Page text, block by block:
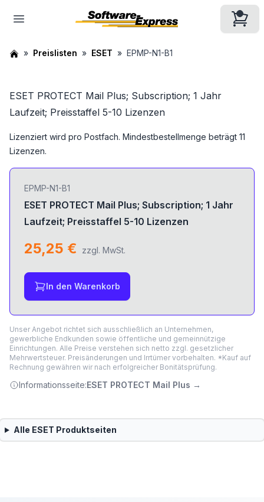
Preislisten ESET EPMP-N1-B1
ESET PROTECT Mail Plus; Subscription; 1 Jahr
Laufzeit; Preisstaffel 5-10 Lizenzen
Lizenziert wird pro Postfach. Mindestbestellmenge beträgt 11
Lizenzen.
EPMP-N1-B1
ESET PROTECT Mail Plus; Subscription; 1 Jahr
Laufzeit; Preisstaffel 5-10 Lizenzen
25,25 € zzgl. MwSt.
In den Warenkorb
Unser Angebot richtet sich ausschließlich an Unternehmen,
gewerbliche Endkunden sowie öffentliche und gemeinnützige
Einrichtungen. Alle Preise verstehen sich netto zzgl. gesetzlicher
Mehrwertsteuer. Preisänderungen und Irrtümer vorbehalten. *Kauf auf
Rechnung gewähren wir nach erfolgreicher Bonitätsprüfung.
Informationsseite:ESET PROTECT Mail Plus →
Alle ESET Produktseiten